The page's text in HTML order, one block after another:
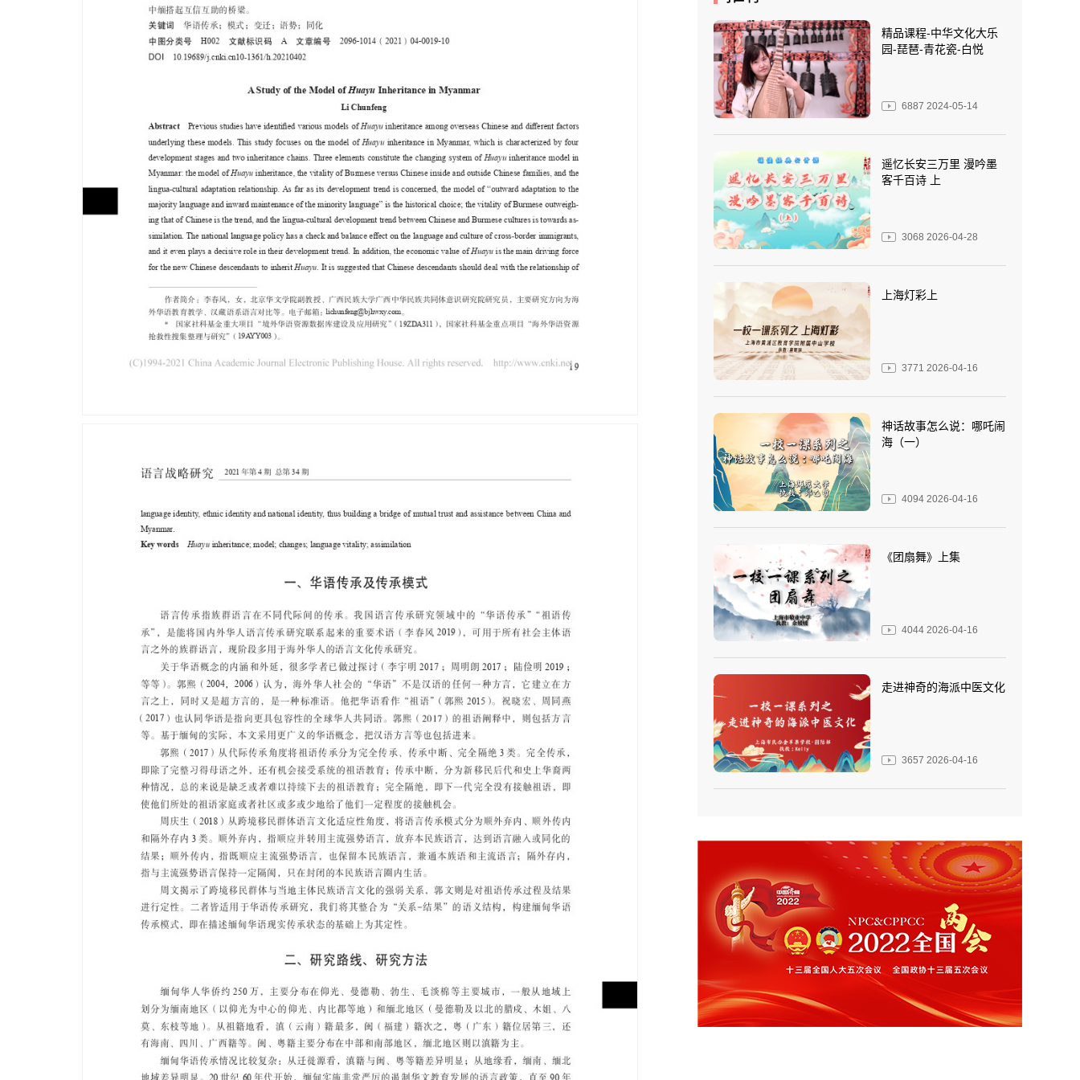
精品课程-中华文化大乐
园-琵琶-青花瓷-白悦
6887 2024-05-14
遥忆长安三万里 漫吟墨
客千百诗 上
3068 2026-04-28
上海灯彩上
3771 2026-04-16
神话故事怎么说：哪吒闹
海（一）
4094 2026-04-16
《团扇舞》上集
4044 2026-04-16
走进神奇的海派中医文化
3657 2026-04-16